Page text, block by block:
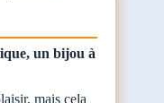
un bijou à
mais cela